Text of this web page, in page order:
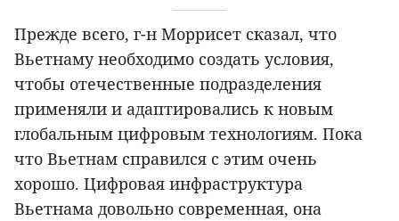
Прежде всего, г-н Моррисет сказал, что
Вьетнаму необходимо создать условия,
чтобы отечественные подразделения
применяли и адаптировались к новым
глобальным цифровым технологиям. Пока
что Вьетнам справился с этим очень
хорошо. Цифровая инфраструктура
Вьетнама довольно современная, она